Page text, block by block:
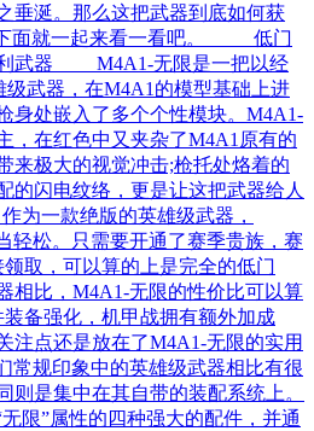
垂涎。那么这把武器到底如何获
下面就一起来看一看吧。 低门
利武器 M4A1-无限是一把以经
武器，在M4A1的模型基础上进
身处嵌入了多个个性模块。M4A1-
，在红色中又夹杂了M4A1原有的
来极大的视觉冲击;枪托处烙着的
的闪电纹络，更是让这把武器给人
一款绝版的英雄级武器，
轻松。只需要开通了赛季贵族，赛
取，可以算的上是完全的低门
相比，M4A1-无限的性价比可以算
强化，机甲战拥有额外加成
点还是放在了M4A1-无限的实用
常规印象中的英雄级武器相比有很
则是集中在其自带的装配系统上。
限”属性的四种强大的配件，并通